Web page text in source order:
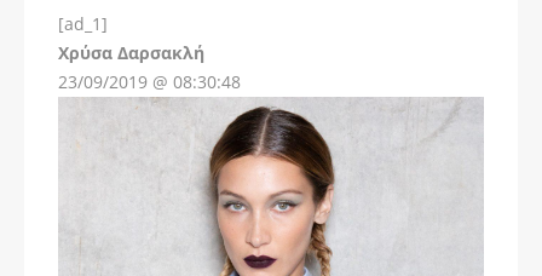
[ad_1]
Χρύσα Δαρσακλή
23/09/2019 @ 08:30:48